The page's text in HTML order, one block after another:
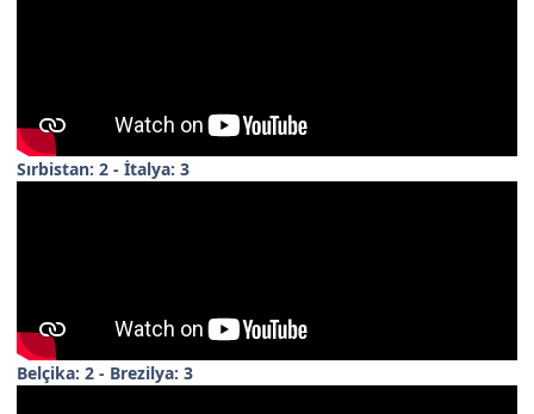
Sırbistan: 2 - İtalya: 3
Belçika: 2 - Brezilya: 3